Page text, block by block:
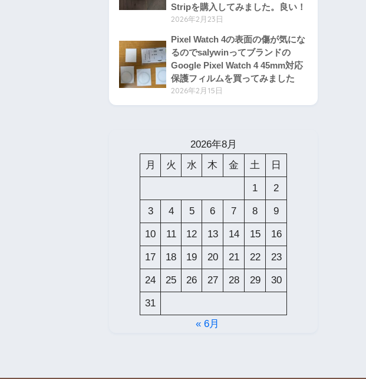
Stripを購入してみました。良い！
2026年2月23日
Pixel Watch 4の表面の傷が気にな
るのでsalywinってブランドの
Google Pixel Watch 4 45mm対応
保護フィルムを買ってみました
2026年2月15日
2026年8月
月
火 水 木 金 土 日
1 2
3 4 5 6 7 8 9
10 11 12 13 14 15 16
17 18 19 20 21 22 23
24 25 26 27 28 29 30
31
« 6月